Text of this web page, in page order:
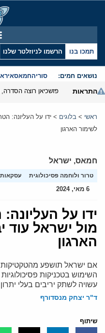
תמכו בנו הרשמו לניוזלטר שלנו
נושאים חמים: סוריהחמאס
התראות
ראשי > בלוגים > ידו על העליונה:
לשימור הארגון
חמאס, ישראל
טרור ולוחמה פסיכולוגית
6 מאי, 2024
ידו על
מול ישראל עוד
הארגון
אם ישראל תושפע
השימוש בטכניקות
עשויה לשתק יריבים בעלי
ד"ר יצחק מנסדורף
שיתוף